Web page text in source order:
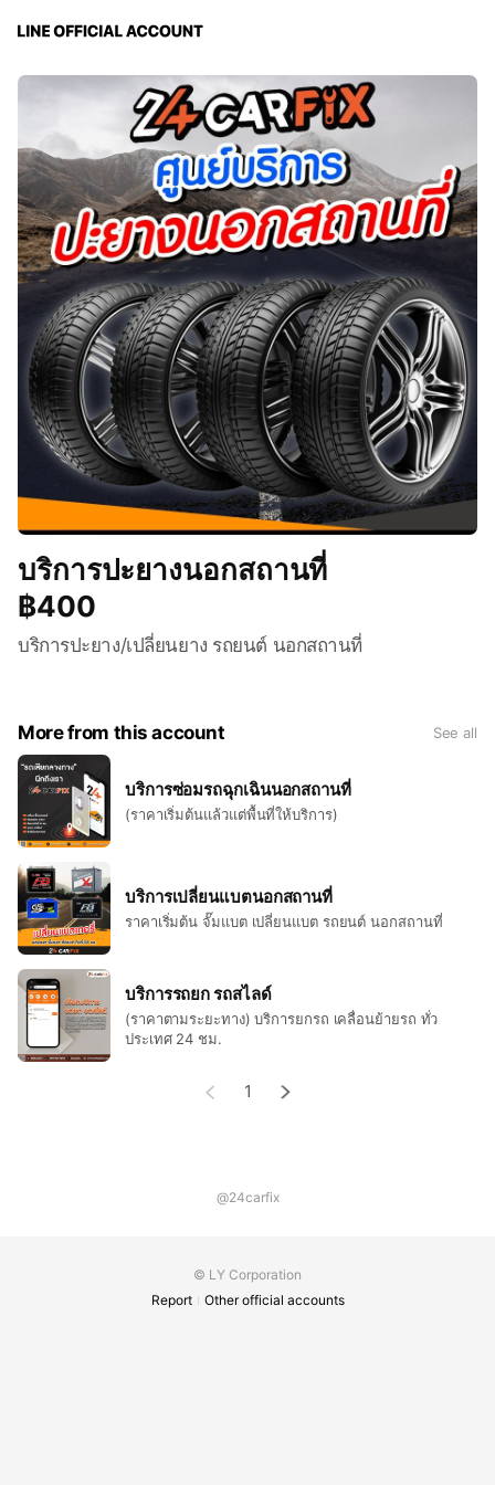
บริการปะยางนอกสถานที่
฿400
บริการปะยาง/เปลี่ยนยาง รถยนต์ นอกสถานที่
More from this account See all
บริการซ่อมรถฉุกเฉินนอกสถานที่
(ราคาเริ่มต้นแล้วแต่พื้นที่ให้บริการ)
บริการเปลี่ยนแบตนอกสถานที่
ราคาเริ่มต้น จั๊มแบต เปลี่ยนแบต รถยนต์ นอกสถานที่
บริการรถยก รถสไลด์
(ราคาตามระยะทาง) บริการยกรถ เคลื่อนย้ายรถ ทั่ว
ประเทศ 24 ชม.
1
@24carfix
© LY Corporation
Report
Other official accounts